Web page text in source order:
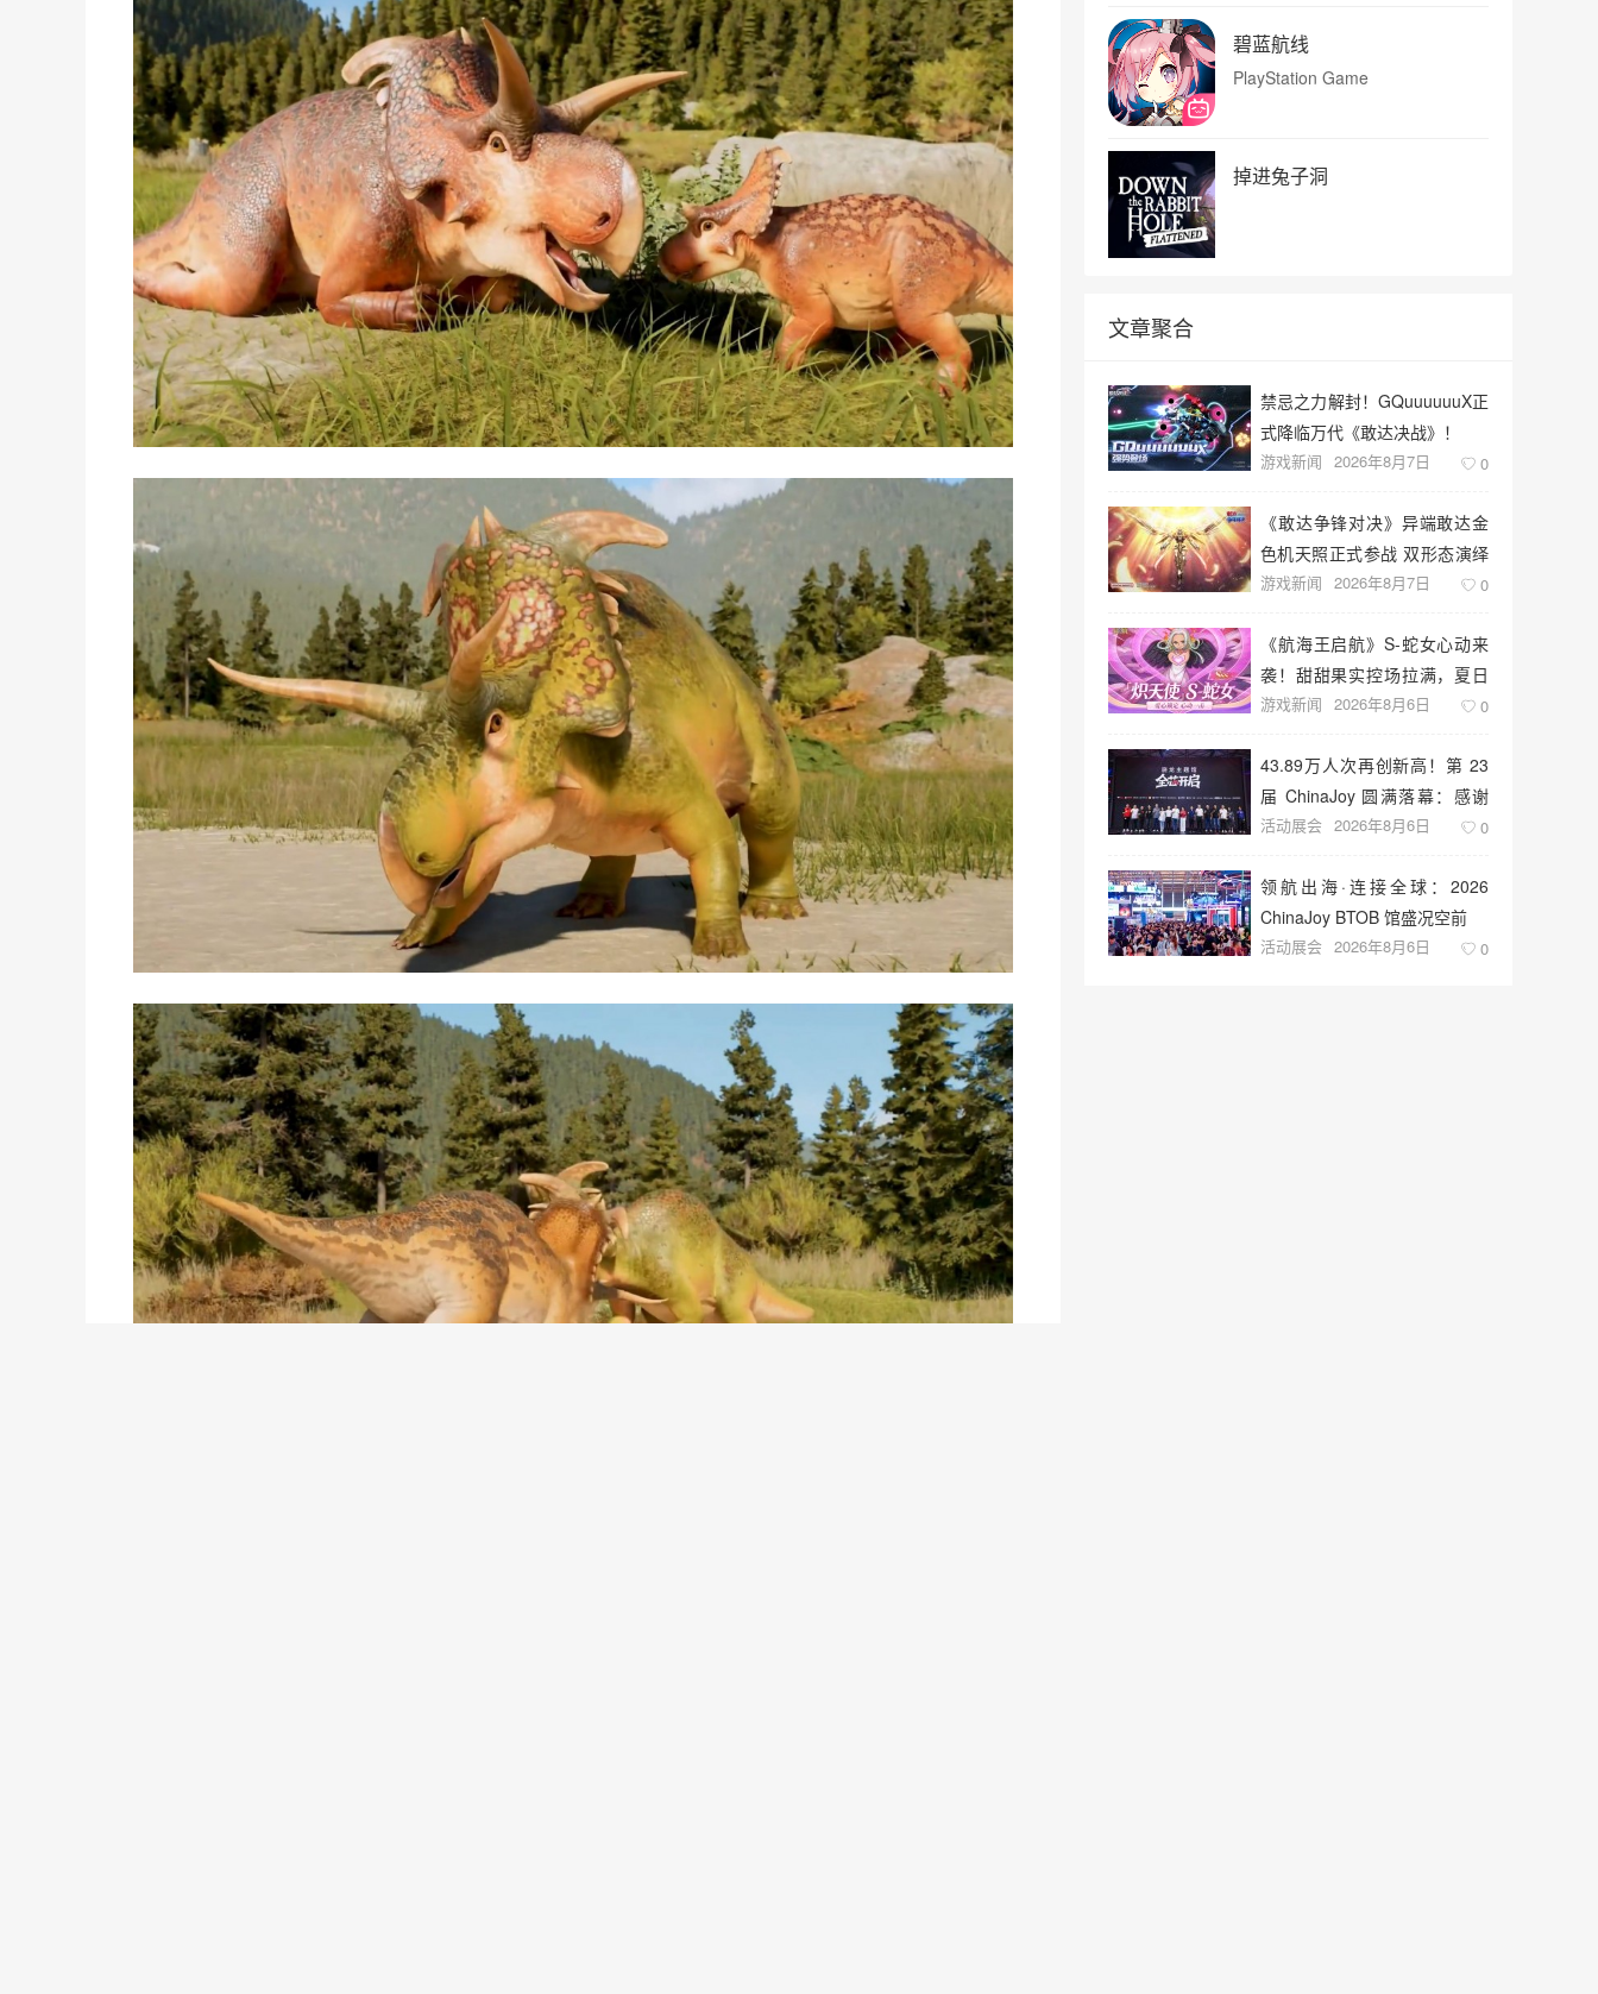
碧蓝航线
PlayStation Game
掉进兔子洞
文章聚合
禁忌之力解封！GQuuuuuuX正
式降临万代《敢达决战》！
游戏新闻 2026年8月7日 0
《敢达争锋对决》异端敢达金
色机天照正式参战 双形态演绎
空中战技
游戏新闻 2026年8月7日 0
《航海王启航》S-蛇女心动来
袭！甜甜果实控场拉满，夏日
盛宴开启
游戏新闻 2026年8月6日 0
43.89万人次再创新高！第 23
届 ChinaJoy 圆满落幕：感谢
有你，共赴这场“与 AI 同游”的
活动展会 2026年8月6日 0
领航出海·连接全球：2026
ChinaJoy BTOB 馆盛况空前
活动展会 2026年8月6日 0